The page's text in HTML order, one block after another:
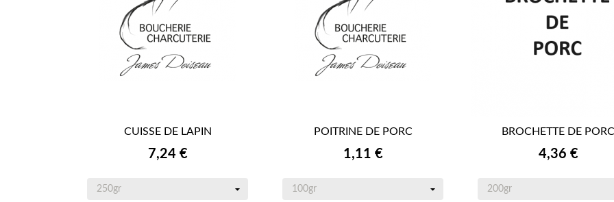
APERÇU RAPIDE
CUISSE DE LAPIN
Prix
7,24 € APERÇU RAPIDE
POITRINE DE PORC
Prix
1,11 € APERÇU RAPIDE
BROCHETTE DE PORC
Prix
4,36 €